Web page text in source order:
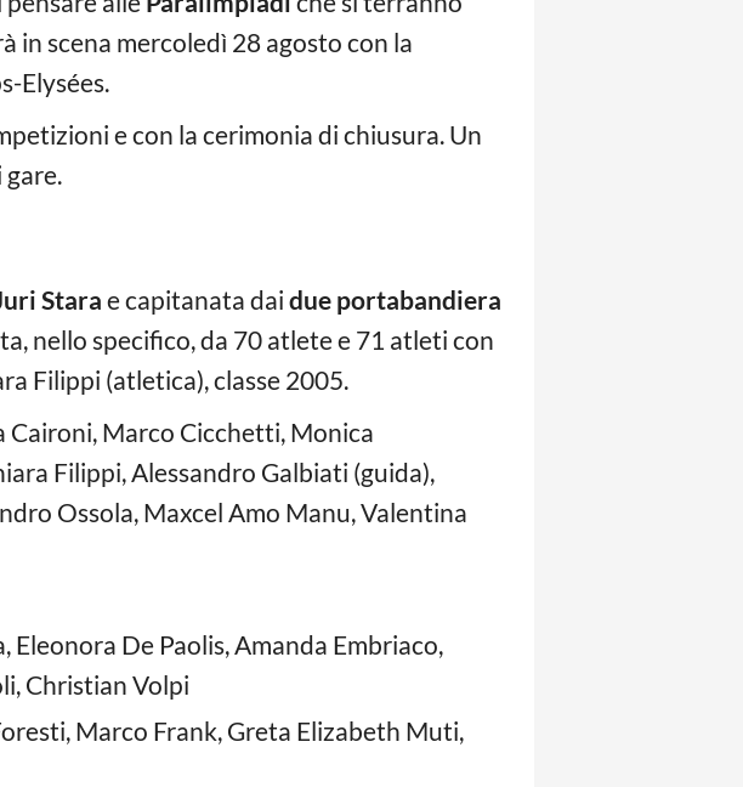
in scena mercoledì 28 agosto con la
Elysées.
e con la cerimonia di chiusura. Un
Stara e capitanata dai due portabandiera
nello specifico, da 70 atlete e 71 atleti con
Filippi (atletica), classe 2005.
Marco Cicchetti, Monica
Filippi, Alessandro Galbiati (guida),
Ossola, Maxcel Amo Manu, Valentina
Eleonora De Paolis, Amanda Embriaco,
Christian Volpi
Marco Frank, Greta Elizabeth Muti,